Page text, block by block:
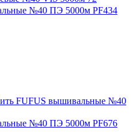
№40 ПЭ 5000м PF434
FUFUS вышивальные №40
№40 ПЭ 5000м PF676